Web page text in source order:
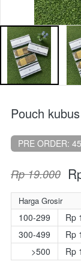
Pouch
PRE ORDER:
Rp 19.000
Harga Grosir
100-299
300-499
>500
Rp
Rp
Rp